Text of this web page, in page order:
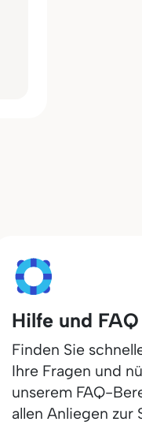
Hilfe und FAQ
Finden Sie
Ihre Fragen und
unserem FAQ-
allen Anliegen zur